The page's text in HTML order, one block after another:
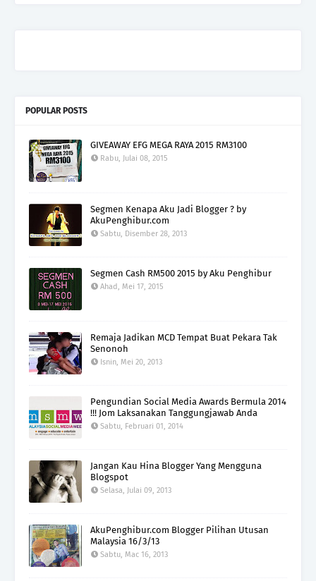
POPULAR POSTS
GIVEAWAY EFG MEGA RAYA 2015 RM3100
Rabu, Julai 08, 2015
Segmen Kenapa Aku Jadi Blogger ? by
AkuPenghibur.com
Sabtu, Disember 28, 2013
Segmen Cash RM500 2015 by Aku Penghibur
Ahad, Mei 17, 2015
Remaja Jadikan MCD Tempat Buat Pekara Tak
Senonoh
Isnin, Mei 20, 2013
Pengundian Social Media Awards Bermula 2014
!!! Jom Laksanakan Tanggungjawab Anda
Sabtu, Februari 01, 2014
Jangan Kau Hina Blogger Yang Mengguna
Blogspot
Selasa, Julai 09, 2013
AkuPenghibur.com Blogger Pilihan Utusan
Malaysia 16/3/13
Sabtu, Mac 16, 2013